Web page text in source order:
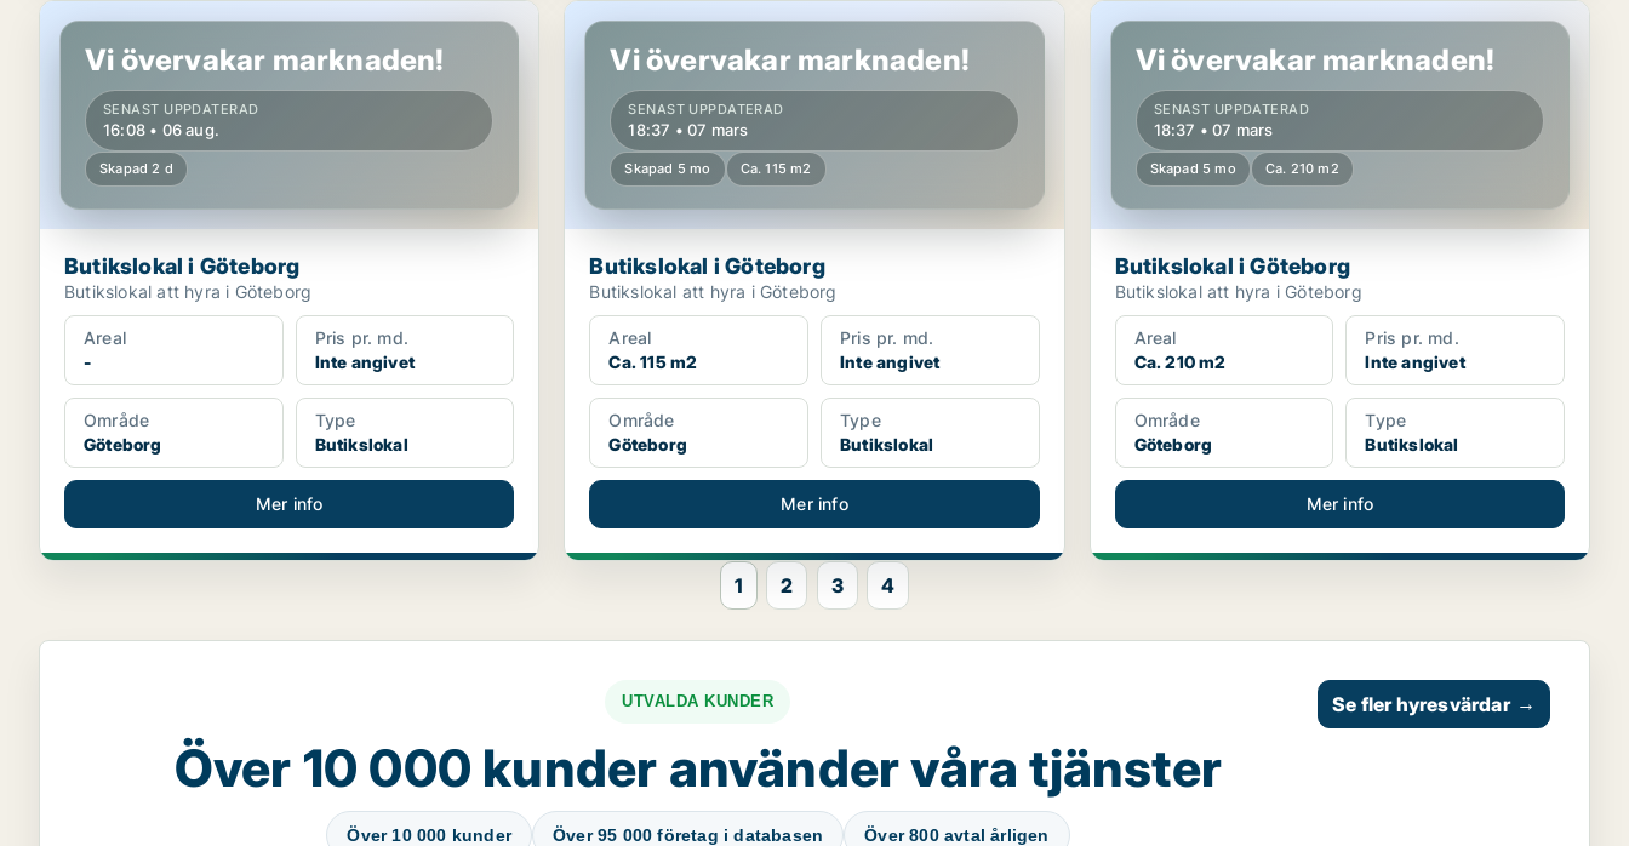
Butikslokal i Göteborg
Vi övervakar marknaden!
SENAST UPPDATERAD
16:08 • 06 aug.
Skapad 2 d
Butikslokal i Göteborg
Butikslokal att hyra i Göteborg
Areal
-
Pris pr. md.
Inte angivet
Område
Göteborg
Type
Butikslokal
Mer info
Butikslokal i Göteborg
Vi övervakar marknaden!
SENAST UPPDATERAD
18:37 • 07 mars
Skapad 5 mo Ca. 115 m2
Butikslokal i Göteborg
Butikslokal att hyra i Göteborg
Areal
Ca. 115 m2
Pris pr. md.
Inte angivet
Område
Göteborg
Type
Butikslokal
Mer info
Butikslokal i Göteborg
Vi övervakar marknaden!
SENAST UPPDATERAD
18:37 • 07 mars
Skapad 5 mo Ca. 210 m2
Butikslokal i Göteborg
Butikslokal att hyra i Göteborg
Areal
Ca. 210 m2
Pris pr. md.
Inte angivet
Område
Göteborg
Type
Butikslokal
Mer info
1 2 3 4
UTVALDA KUNDER
Över 10 000 kunder använder våra tjänster
Över 10 000 kunder Över 95 000 företag i databasen Över 800 avtal årligen
Se fler hyresvärdar →